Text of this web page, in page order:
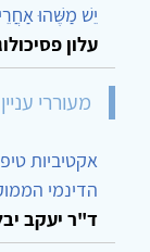
יֵשׁ מַשֶּׁהוּ
עלון
מעוררי עניין
אקטיביות
הדינמי
ד"ר יעקב